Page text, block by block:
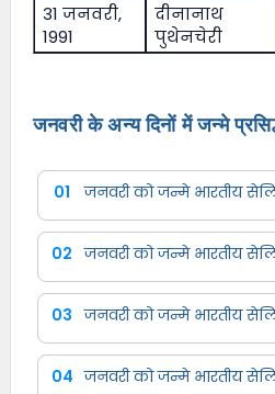
31 जनवरी,
1991
दीनानाथ
पुथेनचेरी
जनवरी के अन्य दिनों में जन्मे
01 जनवरी को जन्मे भारतीय
02 जनवरी को जन्मे भारतीय
03 जनवरी को जन्मे भारतीय
04 जनवरी को जन्मे भारतीय